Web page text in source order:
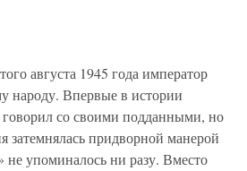
августа 1945 года император
народу. Впервые в истории
со своими подданными, но
затемнялась придворной манерой
не упоминалось ни разу. Вместо